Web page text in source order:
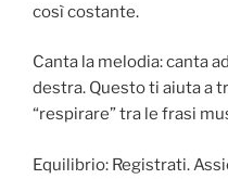
così costante.
Canta la melodia: canta
destra. Questo ti aiuta a
“respirare” tra le frasi
Equilibrio: Registrati.